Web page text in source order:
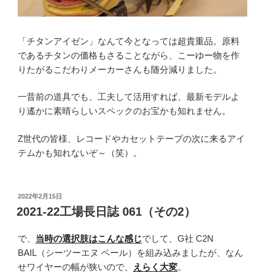
「チタンアイゼン」なんて今となっては超貴重品。原料
であるチタンの価格もさることながら、こーゆー物を作
りたがるこだわりメーカーさんも随分減りました。
一昔前の道具でも、工夫して活用すれば、最新モデルよ
り遙かに素晴らしいスペックのお宝かも知れません。
Z世代の皆様、レコードやカセットテープの次に来るアイ
テムかも知れないぞ～（笑）。
投
稿
日:
2022年2月15日
2021-22工場長日誌 061（その2）
で、 当時の選択肢はこんな感じでして、G社 C2N
BAIL（シーツーエヌ ベール）を組み込みましたが、なん
せワイヤーの幅が狭いので、
えらく大変。